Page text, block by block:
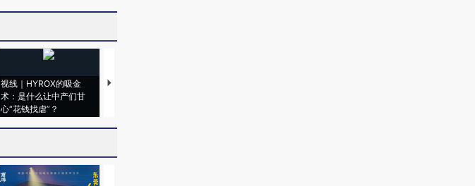
视线｜HYROX的吸金
术：是什么让中产们甘
心“花钱找虐”？
马航飞行员跨国走私7万